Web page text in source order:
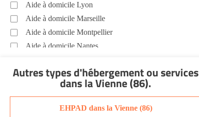
Aide à domicile Lyon
Aide à domicile Marseille
Aide à domicile Montpellier
Aide à domicile Nantes
Aide à domicile Nîmes
Aide à domicile Orléans
Autres types d'hébergement ou services
dans la Vienne (86).
EHPAD dans la Vienne (86)